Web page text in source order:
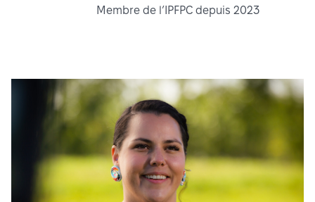
Membre de l’IPFPC depuis 2023